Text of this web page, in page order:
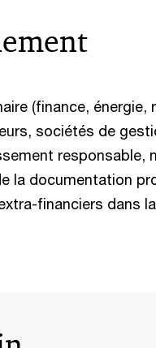
(finance, énergie,
sociétés de
responsable,
la documentation
financiers dans